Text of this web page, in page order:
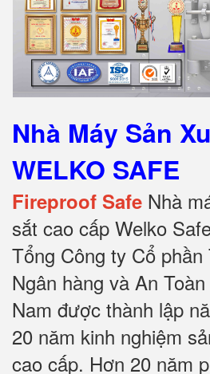
Nhà Máy Sản
WELKO SAFE
Fireproof Safe Nhà
sắt cao cấp Welko
Tổng Công ty Cổ
Ngân hàng và An
Nam được thành lập
20 năm kinh nghiệm
cao cấp. Hơn 20 năm